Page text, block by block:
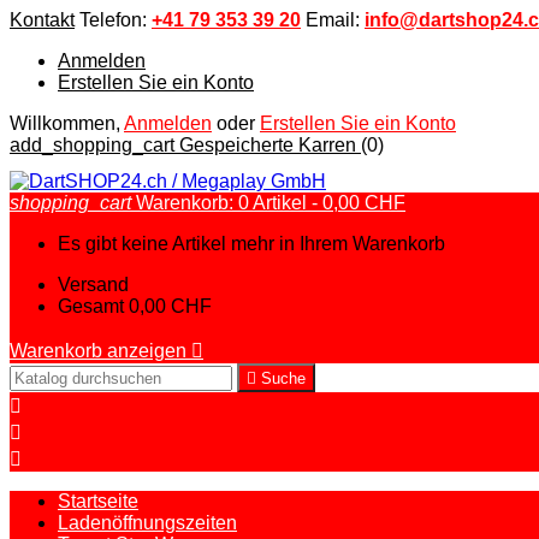
Kontakt Telefon: +41 79 353 39 20 Email:
Anmelden
Erstellen Sie ein Konto
Willkommen, Anmelden oder Erstellen Sie ein Konto
add_shopping_cartGespeicherte Karren (0)
shopping_cart Warenkorb: 0Artikel - 0,00 CHF
Es gibt keine Artikel mehr in Ihrem Warenkorb
Versand
Gesamt 0,00 CHF
Warenkorb anzeigen 
 Suche



Startseite
Ladenöffnungszeiten